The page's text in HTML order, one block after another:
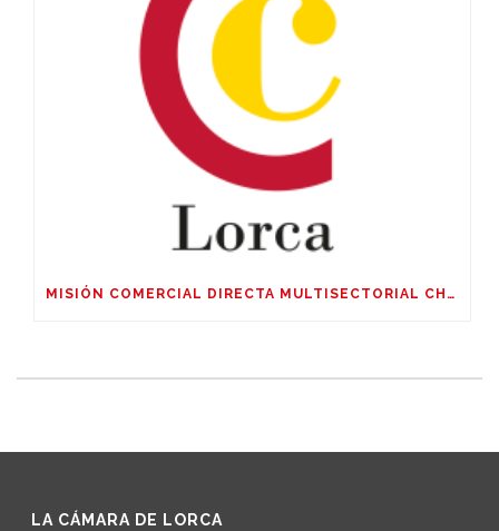
MISIÓN COMERCIAL DIRECTA MULTISECTORIAL CHILE, ARGENTINA Y URUGUAY DEL 04 AL 09 DE OCTUBRE DE 2026
LA CÁMARA DE LORCA